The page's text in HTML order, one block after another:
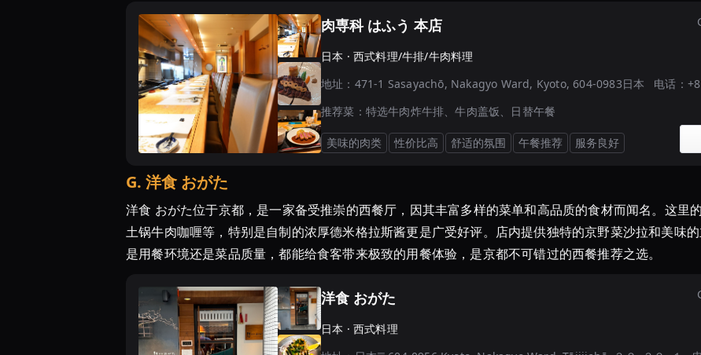
肉専科 はふう 本店
日本 · 西式料理/牛排/牛肉料理
地址： 471-1 Sasayachō, Nakagyo Ward, Kyoto, 604-0983日本 电话：
推荐菜： 特选牛肉炸牛排、牛肉盖饭、日替午餐
美味的肉类 性价比高 舒适的氛围 午餐推荐 服务良好
G. 洋食 おがた
洋食 おがた位于京都，是一家备受推崇的西餐厅，因其丰富多样的菜单和高品质的食材而闻名。这里
土锅牛肉咖喱等，特别是自制的浓厚德米格拉斯酱更是广受好评。店内提供独特的京野菜沙拉和美味
是用餐环境还是菜品质量，都能给食客带来极致的用餐体验，是京都不可错过的西餐推荐之选。
洋食 おがた
日本 · 西式料理